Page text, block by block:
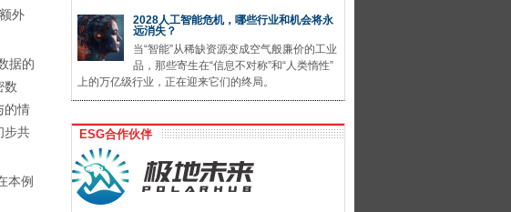
外
据的
数
的情
步共
本例
2028人工智能危机，哪些行业和机会将永
远消失？
当“智能”从稀缺资源变成空气般廉价的工业
品，那些寄生在“信息不对称”和“人类惰性”
上的万亿级行业，正在迎来它们的终局。
ESG合作伙伴